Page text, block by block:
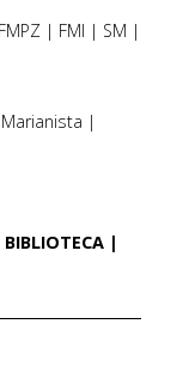
FMPZ FMI SM
BIBLIOTECA